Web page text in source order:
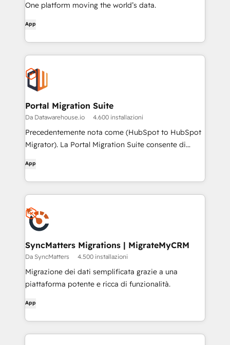
One platform moving the world’s data.
App
Portal Migration Suite
Da Datawarehouse.io 4.600 installazioni
Precedentemente nota come (HubSpot to HubSpot
Migrator). La Portal Migration Suite consente di
App
SyncMatters Migrations | MigrateMyCRM
Da SyncMatters 4.500 installazioni
Migrazione dei dati semplificata grazie a una
piattaforma potente e ricca di funzionalità.
App